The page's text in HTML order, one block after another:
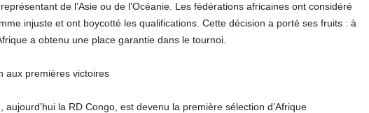
de l’Asie ou de l’Océanie. Les fédérations africaines ont considéré
injuste et ont boycotté les qualifications. Cette décision a porté ses fruits : à
a obtenu une place garantie dans le tournoi.
aux premières victoires
aujourd’hui la RD Congo, est devenu la première sélection d’Afrique